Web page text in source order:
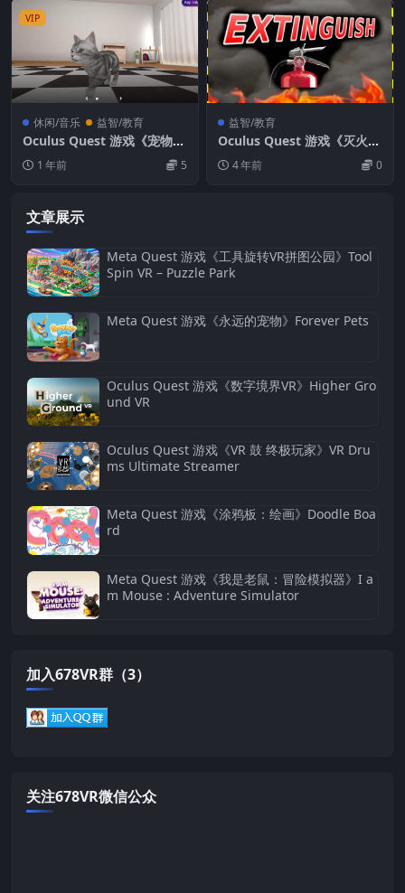
VIP
休闲/音乐 益智/教育
Oculus Quest 游戏《宠物岛
屿VR 汉化中文版》Little Isl
and VR
1 年前 5
益智/教育
Oculus Quest 游戏《灭火：
灭火器培训VR》Extinguish:
Fire Extinguisher Training
4 年前 0
文章展示
Meta Quest 游戏《工具旋转VR拼图公园》Tool
Spin VR – Puzzle Park
Meta Quest 游戏《永远的宠物》Forever Pets
Oculus Quest 游戏《数字境界VR》Higher Gro
und VR
Oculus Quest 游戏《VR 鼓 终极玩家》VR Dru
ms Ultimate Streamer
Meta Quest 游戏《涂鸦板：绘画》Doodle Boa
rd
Meta Quest 游戏《我是老鼠：冒险模拟器》I a
m Mouse : Adventure Simulator
加入678VR群（3）
关注678VR微信公众